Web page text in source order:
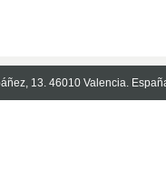
13. 46010 Valencia.